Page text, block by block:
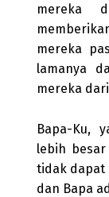
mereka
mereka
lamanya
mereka
Bapa-Ku,
lebih
tidak dapat
dan Bapa